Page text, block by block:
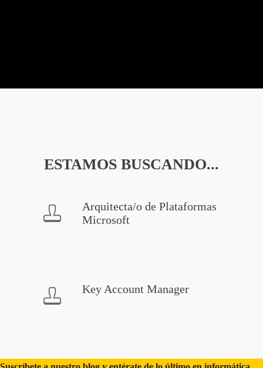
ESTAMOS BUSCANDO...
Arquitecta/o de Plataformas
Microsoft
Key Account Manager